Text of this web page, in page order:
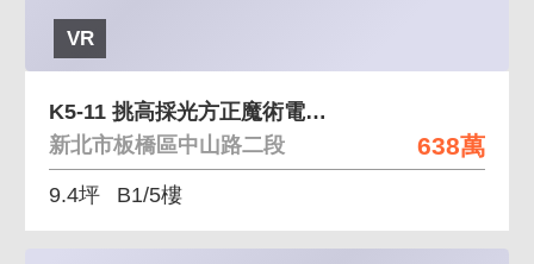
VR
638萬
K5-11 挑高採光方正魔術電梯華廈
新北市板橋區中山路二段
9.4坪 B1/5樓